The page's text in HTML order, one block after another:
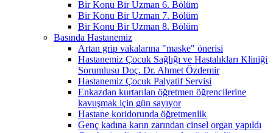
Bir Konu Bir Uzman 6. Bölüm
Bir Konu Bir Uzman 7. Bölüm
Bir Konu Bir Uzman 8. Bölüm
Basında Hastanemiz
Artan grip vakalarına "maske" önerisi
Hastanemiz Çocuk Sağlığı ve Hastalıkları Kliniği
Sorumlusu Doç. Dr. Ahmet Özdemir
Hastanemiz Çocuk Palyatif Servisi
Enkazdan kurtarılan öğretmen öğrencilerine
kavuşmak için gün sayıyor
Hastane koridorunda öğretmenlik
Genç kadına karın zarından cinsel organ yapıldı